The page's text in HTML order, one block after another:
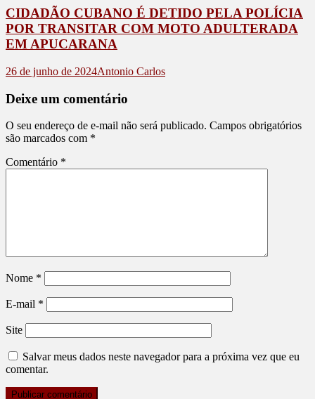
CIDADÃO CUBANO É DETIDO PELA POLÍCIA
POR TRANSITAR COM MOTO ADULTERADA
EM APUCARANA
26 de junho de 2024Antonio Carlos
Deixe um comentário
O seu endereço de e-mail não será publicado. Campos obrigatórios
são marcados com *
Comentário *
Nome *
E-mail *
Site
Salvar meus dados neste navegador para a próxima vez que eu
comentar.